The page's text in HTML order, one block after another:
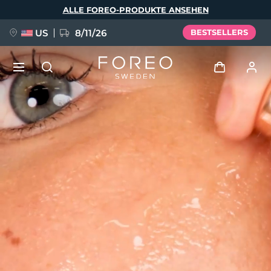
ALLE FOREO-PRODUKTE ANSEHEN
US 8/11/26 BESTSELLERS
Anmelden
Benutzerkonto
Meine Geräte
Meine Bestellungen
Meine Adressen
Meine Abonnements
NEU
FAQ™ Pure Beauty-Tech Elixir
BREAKING NEWS
issa™ Teeth Whitening Set
Sprache
Deutsch
Français
Italiano
Português
Русский
简体中文 繁體中文